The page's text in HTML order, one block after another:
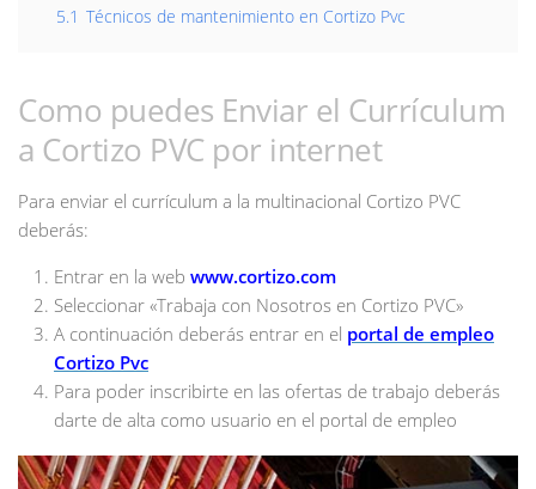
5.1 Técnicos de mantenimiento en Cortizo Pvc
Como puedes Enviar el Currículum
a Cortizo PVC por internet
Para enviar el currículum a la multinacional Cortizo PVC
deberás:
Entrar en la web www.cortizo.com
Seleccionar «Trabaja con Nosotros en Cortizo PVC»
A continuación deberás entrar en el portal de empleo
Cortizo Pvc
Para poder inscribirte en las ofertas de trabajo deberás
darte de alta como usuario en el portal de empleo